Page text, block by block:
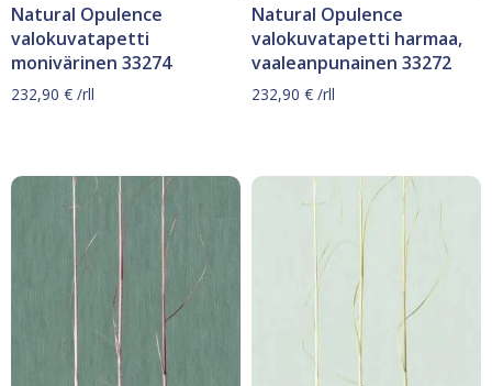
Natural Opulence
valokuvatapetti
monivärinen 33274
232,90 € /rll
Natural Opulence
valokuvatapetti harmaa,
vaaleanpunainen 33272
232,90 € /rll